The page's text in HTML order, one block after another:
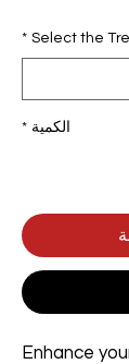
Select the
*
الكمية *
Enhance